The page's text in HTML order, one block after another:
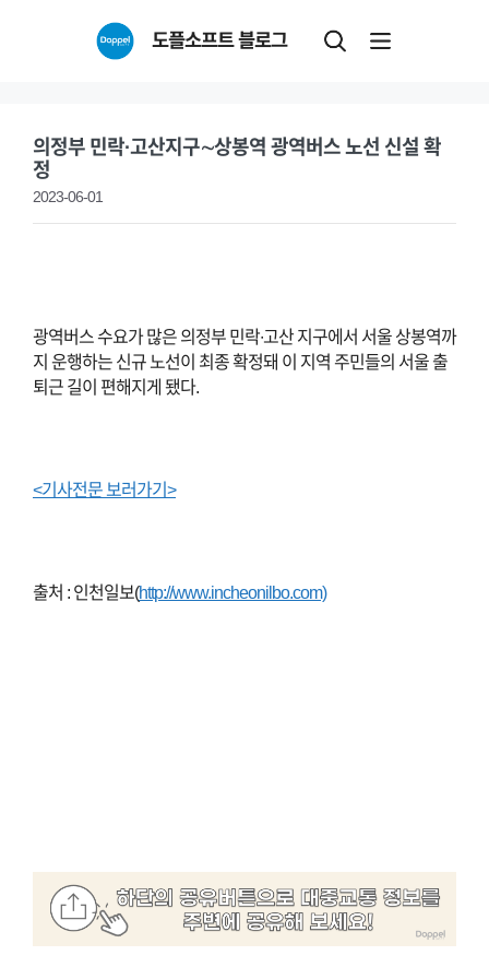
도플소프트 블로그
의정부 민락·고산지구∼상봉역 광역버스 노선 신설 확
정
2023-06-01
광역버스 수요가 많은 의정부 민락∙고산 지구에서 서울 상봉역까
지 운행하는 신규 노선이 최종 확정돼 이 지역 주민들의 서울 출
퇴근 길이 편해지게 됐다.
<기사전문 보러가기>
출처 : 인천일보(http://www.incheonilbo.com)